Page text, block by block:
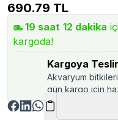
690.79 TL
19 saat 12 dakika
kargoda!
Kargoya
Akvaryum
gün kargo için